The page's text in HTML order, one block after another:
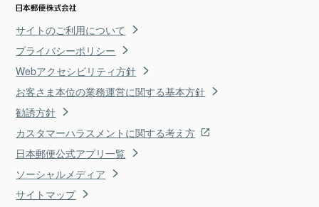
サイトのご利用について
プライバシーポリシー
Webアクセシビリティ方針
お客さま本位の業務運営に関する基本方針
勧誘方針
カスタマーハラスメントに関する考え方
日本郵便公式アプリ一覧
ソーシャルメディア
サイトマップ